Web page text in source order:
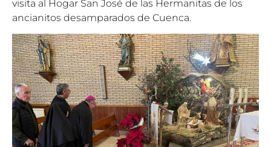
visita al Hogar San José de las Hermanitas de los
ancianitos desamparados de Cuenca.